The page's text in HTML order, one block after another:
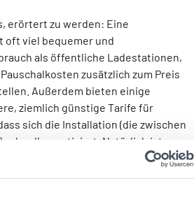
erörtert zu werden: Eine
oft viel bequemer und
als öffentliche Ladestationen,
zusätzlich zum Preis
Außerdem bieten einige
ziemlich günstige Tarife für
sich die Installation (die zwischen
schnell amortisiert. Natürlich ist es
zuhause über eine normale